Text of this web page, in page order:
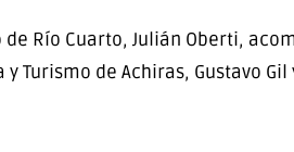
Río Cuarto, Julián Oberti,
Turismo de Achiras, Gustavo